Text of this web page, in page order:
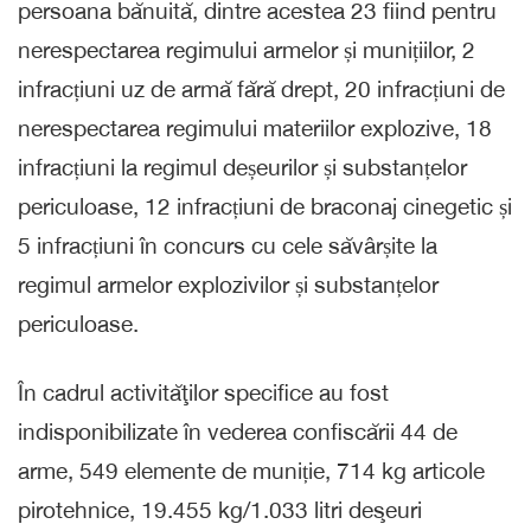
persoana bănuită, dintre acestea 23 fiind pentru
nerespectarea regimului armelor și munițiilor, 2
infracțiuni uz de armă fără drept, 20 infracțiuni de
nerespectarea regimului materiilor explozive, 18
infracțiuni la regimul deșeurilor și substanțelor
periculoase, 12 infracțiuni de braconaj cinegetic și
5 infracțiuni în concurs cu cele săvârșite la
regimul armelor explozivilor și substanțelor
periculoase.
În cadrul activităţilor specifice au fost
indisponibilizate în vederea confiscării 44 de
arme, 549 elemente de muniție, 714 kg articole
pirotehnice, 19.455 kg/1.033 litri deşeuri